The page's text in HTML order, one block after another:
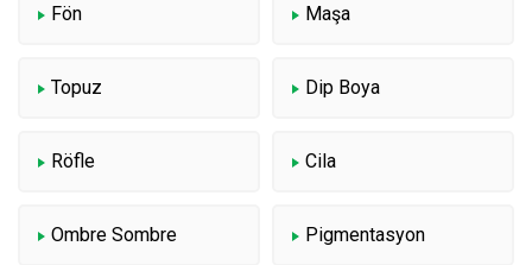
Fön Maşa
Topuz Dip Boya
Röfle Cila
Ombre Sombre Pigmentasyon